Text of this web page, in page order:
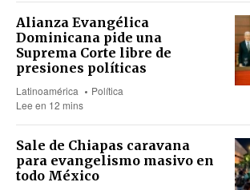
Alianza Evangélica
Dominicana pide una
Suprema Corte libre de
presiones políticas
Latinoamérica
Política
Lee en 12 mins
Sale de Chiapas caravana
para evangelismo masivo en
todo México